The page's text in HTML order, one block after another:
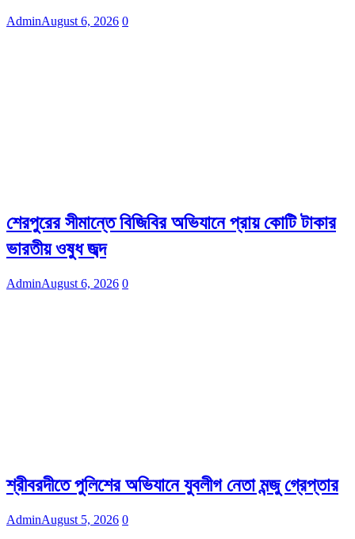
AdminAugust 6, 2026 0
শেরপুরের সীমান্তে বিজিবির অভিযানে প্রায় কোটি টাকার
ভারতীয় ওষুধ জব্দ
AdminAugust 6, 2026 0
শ্রীবরদীতে পুলিশের অভিযানে যুবলীগ নেতা মন্জু গ্রেপ্তার
AdminAugust 5, 2026 0